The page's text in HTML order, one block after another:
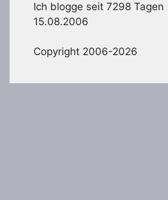
Ich blogge seit 7298 Tagen
15.08.2006
Copyright 2006-2026